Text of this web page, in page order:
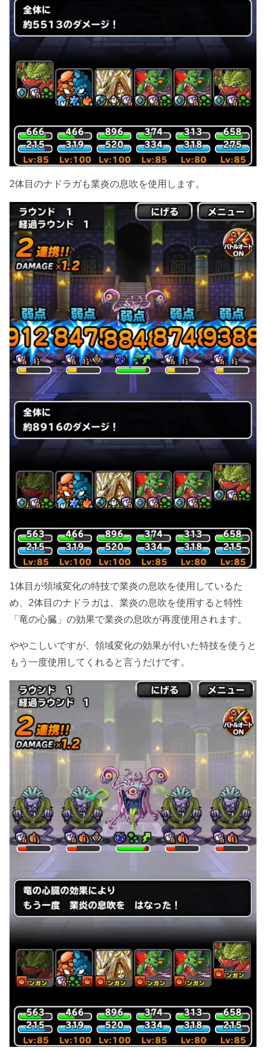
2体目のナドラガも業炎の息吹を使用します。
1体目が領域変化の特技で業炎の息吹を使用しているた
め、2体目のナドラガは、業炎の息吹を使用すると特性
「竜の心臓」の効果で業炎の息吹が再度使用されます。
ややこしいですが、領域変化の効果が付いた特技を使うと
もう一度使用してくれると言うだけです。